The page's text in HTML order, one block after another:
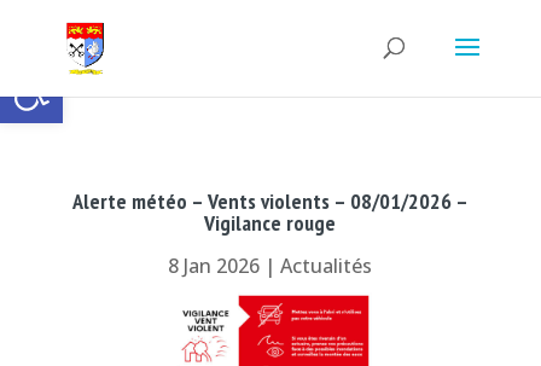
Ouvrir la barre d’outils
Alerte météo – Vents violents – 08/01/2026 –
Vigilance rouge
8 Jan 2026 |Actualités